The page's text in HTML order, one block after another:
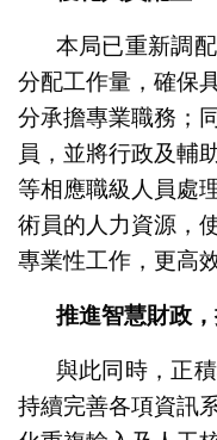
本局已重新調
分配工作量，確保
分承擔專業職務；
員，並將行政及輔
等相應職級人員處
術員的人力資源，
專業性工作，更高
推進智慧財政
與此同時，正
持續完善各項資訊